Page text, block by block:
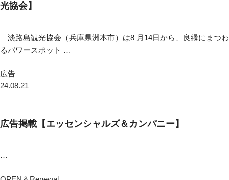
光協会】
淡路島観光協会（兵庫県洲本市）は8 月14日から、良縁にまつわ
るパワースポット …
広告
24.08.21
広告掲載【エッセンシャルズ＆カンパニー】
…